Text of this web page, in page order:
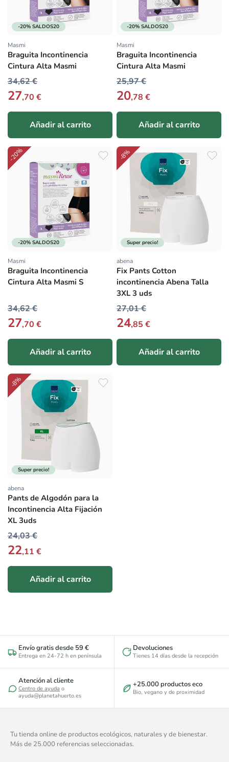
-20% SALDOS20
Proveedor:
Masmi
Braguita Incontinencia
Cintura Alta Masmi
34,62 €
27,70 €
Añadir al carrito
-20% SALDOS20
Proveedor:
Masmi
Braguita Incontinencia
Cintura Alta Masmi
25,97 €
20,78 €
Añadir al carrito
-20%
-20% SALDOS20
Proveedor:
Masmi
Braguita Incontinencia
Cintura Alta Masmi S
34,62 €
27,70 €
Añadir al carrito
-8%
Super precio!
Proveedor:
abena
Fix Pants Cotton
incontinencia Abena Talla
3XL 3 uds
27,01 €
24,85 €
Añadir al carrito
-8%
Super precio!
Proveedor:
abena
Pants de Algodón para la
Incontinencia Alta Fijación
XL 3uds
24,03 €
22,11 €
Añadir al carrito
Envío gratis desde 59 €
Entrega en 24-72 h en península
Devoluciones
Tienes 14 días desde la recepción
Atención al cliente
Centro de ayuda o
ayuda@planetahuerto.es
+25.000 productos eco
Bio, vegano y de proximidad
Tu tienda online de productos ecológicos, naturales y de bienestar.
Más de 25.000 referencias seleccionadas.